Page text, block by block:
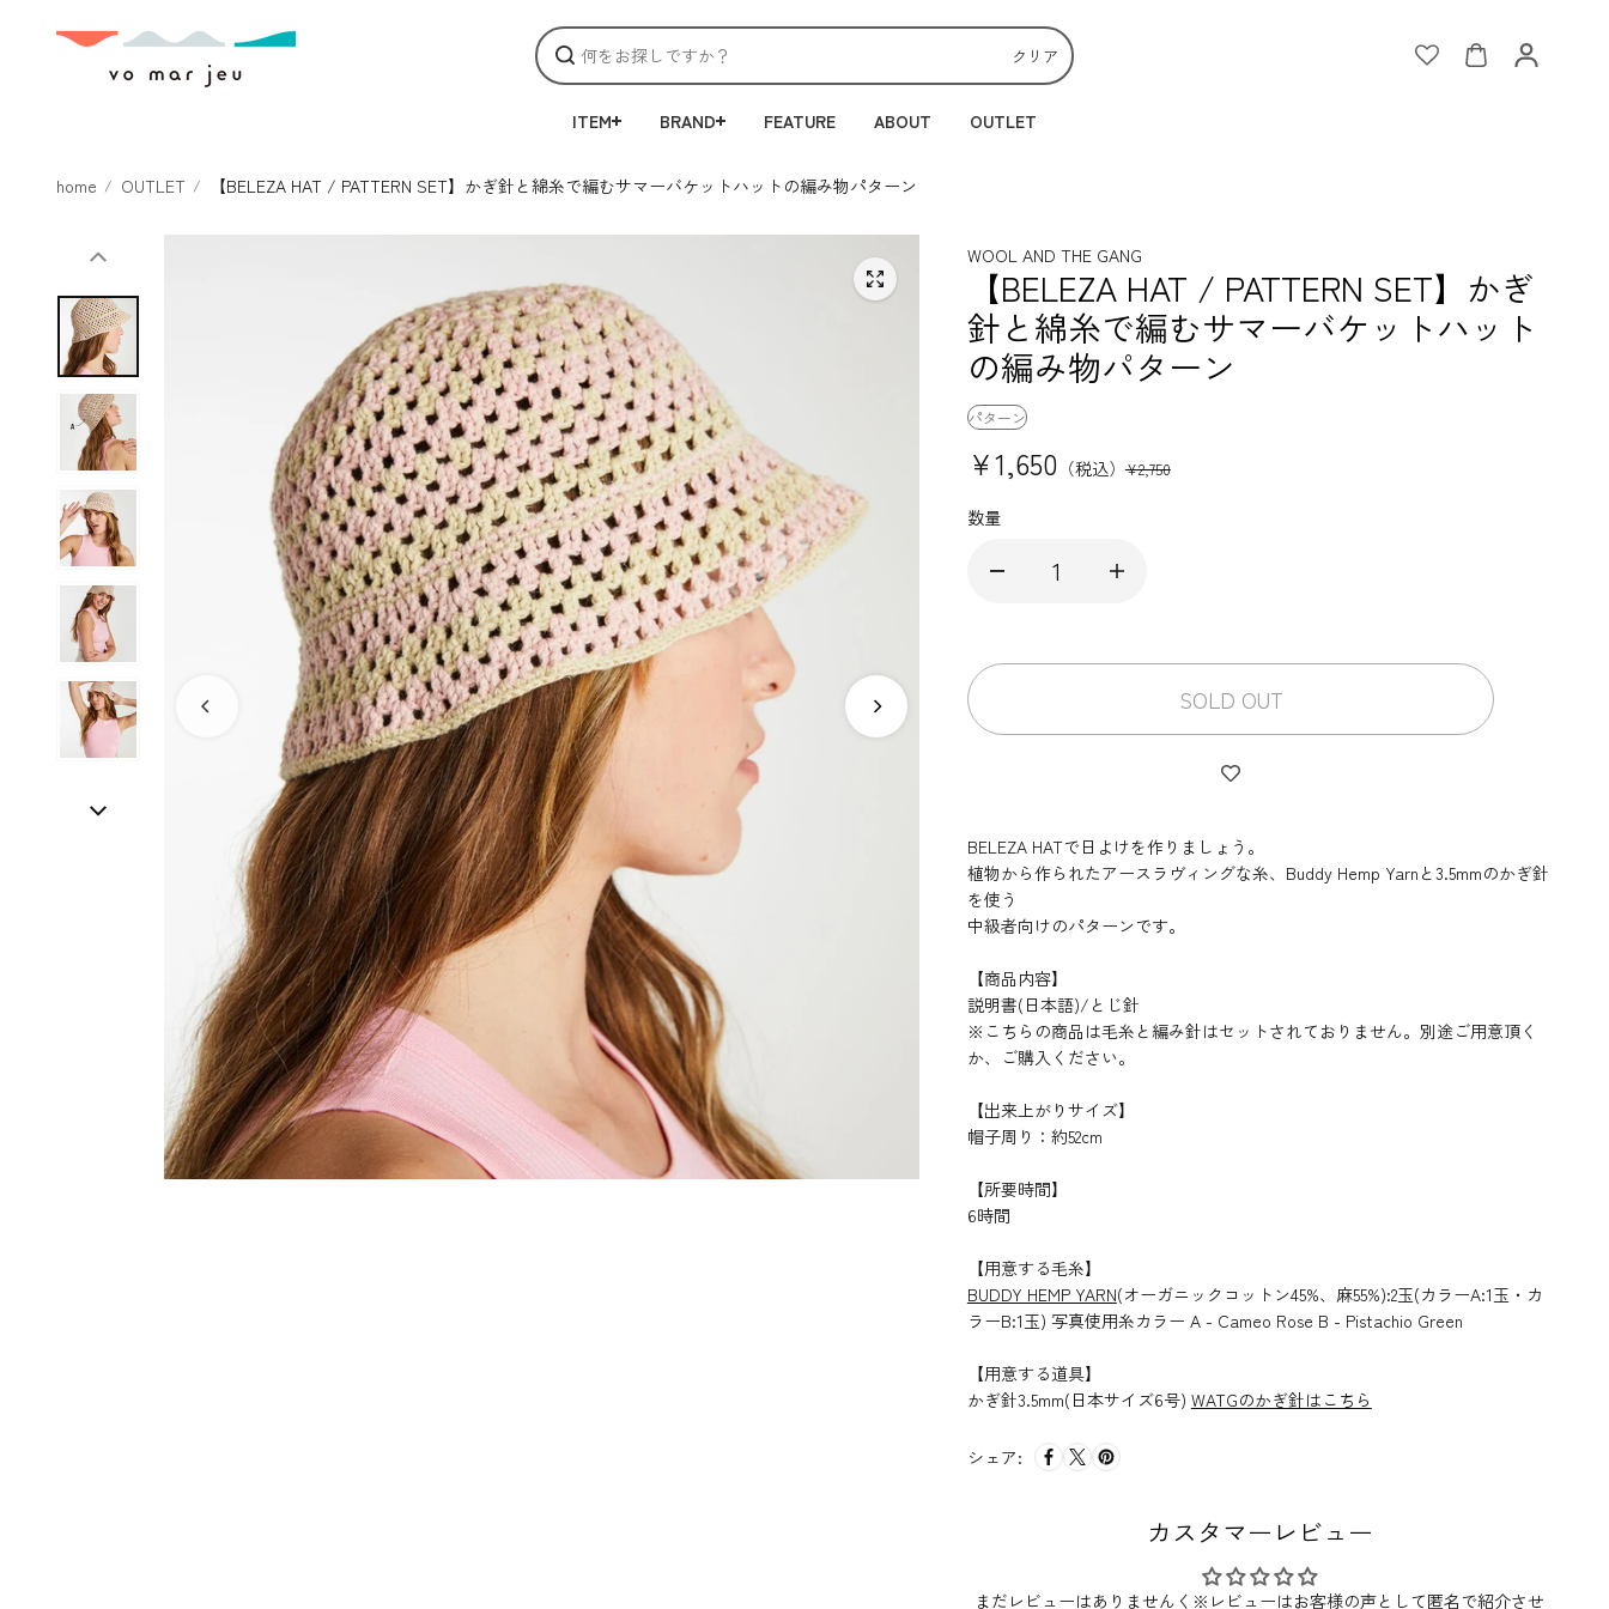
ップ
クリア
ITEM BRAND FEATURE ABOUT OUTLET
home OUTLET 【BELEZA HAT / PATTERN SET】かぎ針と綿糸で編むサマーバケットハットの編み物パターン
WOOL AND THE GANG
【BELEZA HAT / PATTERN SET】かぎ
針と綿糸で編むサマーバケットハット
の編み物パターン
パターン
¥1,650 （税込）¥2,750
数量
SOLD OUT
BELEZA HATで日よけを作りましょう。
植物から作られたアースラヴィングな糸、Buddy Hemp Yarnと3.5mmのかぎ針
を使う
中級者向けのパターンです。
【商品内容】
説明書(日本語)/とじ針
※こちらの商品は毛糸と編み針はセットされておりません。別途ご用意頂く
か、ご購入ください。
【出来上がりサイズ】
帽子周り：約52cm
【所要時間】
6時間
【用意する毛糸】
BUDDY HEMP YARN(オーガニックコットン45%、麻55%):2玉(カラーA:1玉・カ
ラーB:1玉) 写真使用糸カラー A - Cameo Rose B - Pistachio Green
【用意する道具】
かぎ針3.5mm(日本サイズ6号) WATGのかぎ針はこちら
シェア:
カスタマーレビュー
まだレビューはありませんく※レビューはお客様の声として匿名で紹介させ